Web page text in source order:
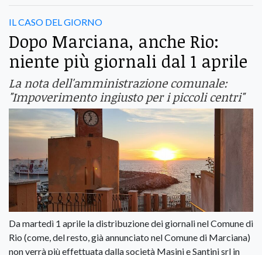
IL CASO DEL GIORNO
Dopo Marciana, anche Rio:
niente più giornali dal 1 aprile
La nota dell'amministrazione comunale:
"Impoverimento ingiusto per i piccoli centri"
Da martedì 1 aprile la distribuzione dei giornali nel Comune di
Rio (come, del resto, già annunciato nel Comune di Marciana)
non verrà più effettuata dalla società Masini e Santini srl in